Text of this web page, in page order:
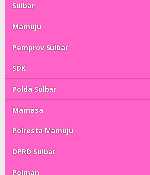
Sulbar
Mamuju
Pemprov Sulbar
SDK
Polda Sulbar
Mamasa
Polresta Mamuju
DPRD Sulbar
Polman